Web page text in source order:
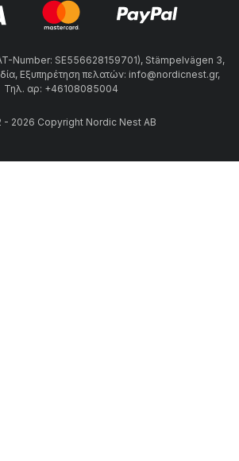
Number: SE556628159701), Stämpelvägen 3,
Εξυπηρέτηση πελατών: info@nordicnest.gr,
Τηλ. αρ: +46108085004
- 2026 Copyright Nordic Nest AB